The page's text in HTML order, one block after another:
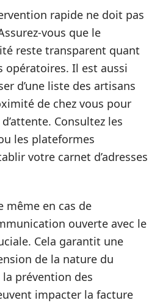
rapide ne doit pas
vous que le
reste transparent quant
opératoires. Il est aussi
d’une liste des artisans
de chez vous pour
Consultez les
les plateformes
votre carnet d’adresses
même en cas de
ouverte avec le
Cela garantit une
de la nature du
prévention des
impacter la facture